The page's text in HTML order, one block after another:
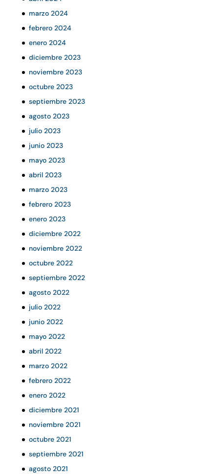
marzo 2024
febrero 2024
enero 2024
diciembre 2023
noviembre 2023
octubre 2023
septiembre 2023
agosto 2023
julio 2023
junio 2023
mayo 2023
abril 2023
marzo 2023
febrero 2023
enero 2023
diciembre 2022
noviembre 2022
octubre 2022
septiembre 2022
agosto 2022
julio 2022
junio 2022
mayo 2022
abril 2022
marzo 2022
febrero 2022
enero 2022
diciembre 2021
noviembre 2021
octubre 2021
septiembre 2021
agosto 2021